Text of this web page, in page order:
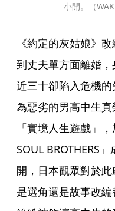
小開。（
《約定的灰姑娘》
到丈夫單方面離婚
近三十卻陷入危機
為惡劣的男高中生
「實境人生遊戲」
SOUL BROTHERS
開，日本觀眾對於
是選角還是故事改